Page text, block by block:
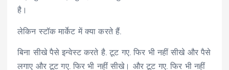
है।
लेकिन स्टॉक मार्केट में क्या करते हैं.
बिना सीखे पैसे इन्वेस्ट करते है. टूट गए. फिर भी नहीं सीखे और पैसे
लगाए और टूट गए. फिर भी नहीं सीखे। और टूट गए. फिर भी नहीं